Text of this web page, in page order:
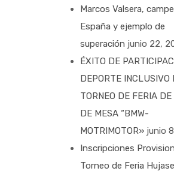
Marcos Valsera,
España y ejemplo de
superación junio 22,
ÉXITO DE
DEPORTE INCLUSIVO
TORNEO DE FERIA DE
DE MESA “BMW-
MOTRIMOTOR» junio
Inscripciones
Torneo de Feria